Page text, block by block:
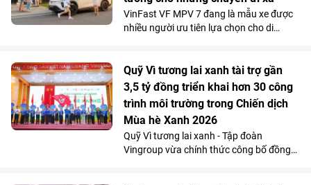
mở ngực hay mở bụng.
VinFast VF MPV 7 đang là mẫu xe được
nhiều người ưu tiên lựa chọn cho di
mà vẫn tiết kiệm chi phí.
Quỹ Vì tương lai xanh tài trợ gần
3,5 tỷ đồng triển khai hơn 30 công
trình môi trường trong Chiến dịch
Mùa hè Xanh 2026
Quỹ Vì tương lai xanh - Tập đoàn
Vingroup vừa chính thức công bố đồng